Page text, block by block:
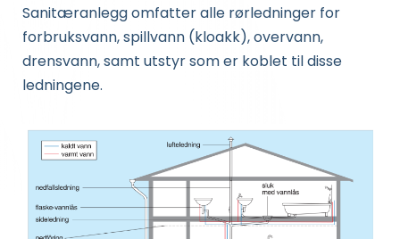
Sanitæranlegg omfatter alle rørledninger for
forbruksvann, spillvann (kloakk), overvann,
drensvann, samt utstyr som er koblet til disse
ledningene.